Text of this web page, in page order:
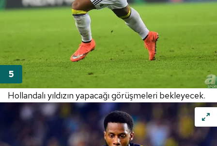
Hollandalı yıldızın yapacağı görüşmeleri bekleyecek.